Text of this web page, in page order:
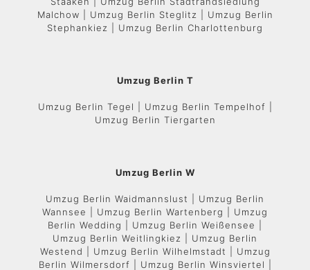
Malchow | Umzug Berlin Steglitz | Umzug Berlin
Stephankiez | Umzug Berlin Charlottenburg
Umzug Berlin T
Umzug Berlin Tegel | Umzug Berlin Tempelhof |
Umzug Berlin Tiergarten
Umzug Berlin W
Umzug Berlin Waidmannslust | Umzug Berlin
Wannsee | Umzug Berlin Wartenberg | Umzug
Berlin Wedding | Umzug Berlin Weißensee |
Umzug Berlin Weitlingkiez | Umzug Berlin
Westend | Umzug Berlin Wilhelmstadt | Umzug
Berlin Wilmersdorf | Umzug Berlin Winsviertel |